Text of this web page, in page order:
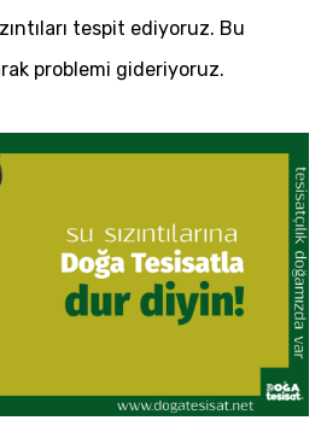
tespit ediyoruz. Bu
problemi gideriyoruz.